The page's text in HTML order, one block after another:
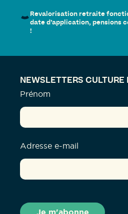
Revalorisation retraite
date d’application, pensions
!
NEWSLETTERS CULTURE
Prénom
Adresse e-mail